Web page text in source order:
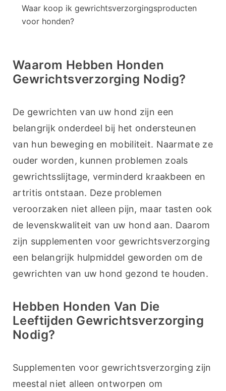
Waar koop ik gewrichtsverzorgingsproducten
voor honden?
Waarom Hebben Honden
Gewrichtsverzorging Nodig?
De gewrichten van uw hond zijn een
belangrijk onderdeel bij het ondersteunen
van hun beweging en mobiliteit. Naarmate ze
ouder worden, kunnen problemen zoals
gewrichtsslijtage, verminderd kraakbeen en
artritis ontstaan. Deze problemen
veroorzaken niet alleen pijn, maar tasten ook
de levenskwaliteit van uw hond aan. Daarom
zijn supplementen voor gewrichtsverzorging
een belangrijk hulpmiddel geworden om de
gewrichten van uw hond gezond te houden.
Hebben Honden Van Die
Leeftijden Gewrichtsverzorging
Nodig?
Supplementen voor gewrichtsverzorging zijn
meestal niet alleen ontworpen om